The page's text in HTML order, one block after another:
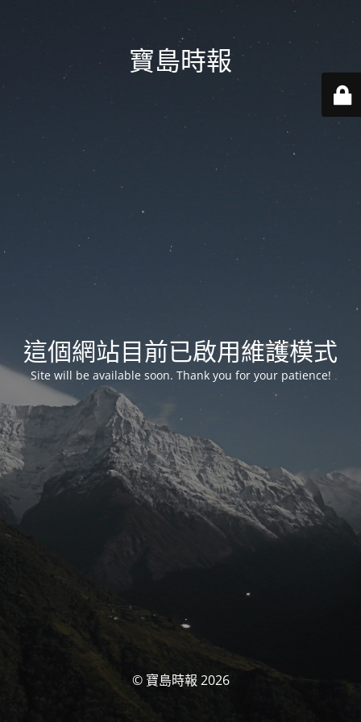
寶島時報
這個網站目前已啟用維護模式
Site will be available soon. Thank you for your patience!
© 寶島時報 2026